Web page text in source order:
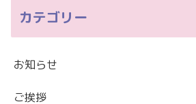
カテゴリー
お知らせ
ご挨拶